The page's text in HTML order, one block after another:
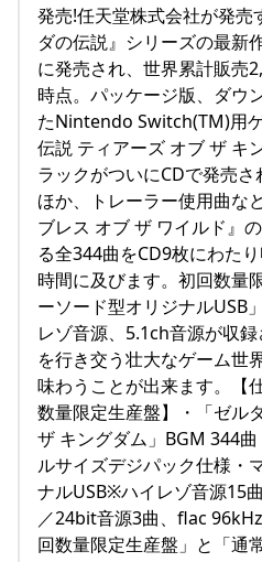
発売!任天堂株式会社が発
ダの伝説』シリーズの最新
に発売され、世界累計販売
時点。パッケージ版、ダウ
たNintendo Switch(TM)用
伝説 ティアーズ オブ ザ キ
ラックがついにCDで発売
ほか、トレーラー使用曲な
ブレス オブ ザ ワイルド』
る全344曲をCD9枚にわた
時間に及びます。初回数量
ーソード型オリジナルUSB
レゾ音源、5.1ch音源が収
を行き交う壮大なゲーム世
味わうことが出来ます。【
数量限定生産盤】・「ゼル
ザ キングダム」BGM 344
ルサイズデジパック仕様・
ナルUSB※ハイレゾ音源15
／24bit音源3曲、flac
回数量限定生産盤」と「通